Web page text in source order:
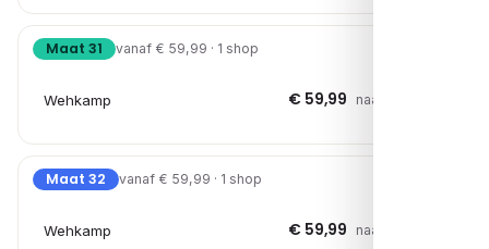
Maat 31 vanaf € 59,99 · 1 shop
Wehkamp € 59,99 naar shop →
Maat 32 vanaf € 59,99 · 1 shop
Wehkamp € 59,99 naar shop →